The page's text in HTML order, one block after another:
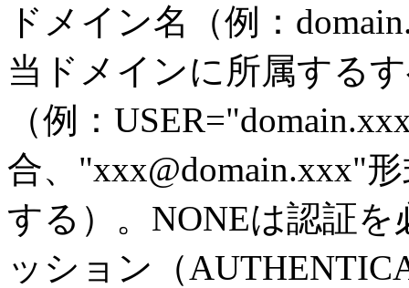
ドメイン名（例：
当ドメインに所属する
（例：
合、"xxx@domain.xxx"
する）。NONEは認証
ッション（